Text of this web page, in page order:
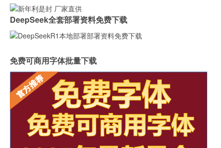
DeepSeek全套部署资料免费下载
免费可商用字体批量下载